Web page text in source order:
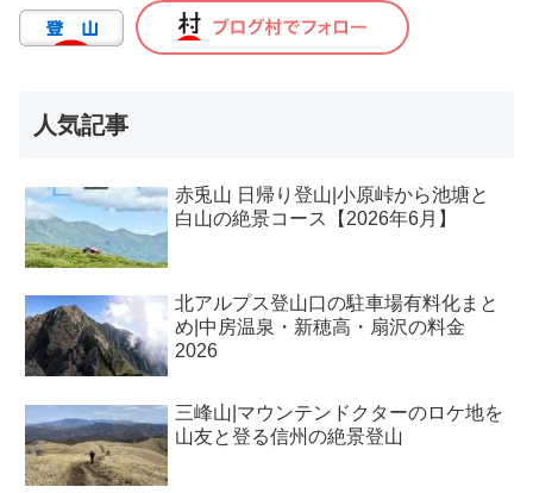
人気記事
赤兎山 日帰り登山|小原峠から池塘と
白山の絶景コース【2026年6月】
北アルプス登山口の駐車場有料化まと
め|中房温泉・新穂高・扇沢の料金
2026
三峰山|マウンテンドクターのロケ地を
山友と登る信州の絶景登山